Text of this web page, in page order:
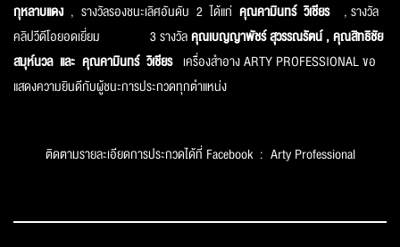
กุหลาบแดง , รางวัลรองชนะเลิศอันดับ 2 ได้แก่ คุณคามินทร์ วิเชียร, รางวัล
คลิปวีดีโอยอดเยี่ยม 3 รางวัลคุณเบญญาพัชร์ สุวรรณรัตน์ , คุณสิทธิชัย
สมุห์นวล และ คุณคามินทร์ วิเชียรเครื่องสำอาง ARTY PROFESSIONAL ขอ
แสดงความยินดีกับผู้ชนะการประกวดทุกตำแหน่ง
ติดตามรายละเอียดการประกวดได้ที่ Facebook : Arty Professional